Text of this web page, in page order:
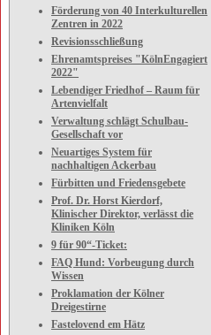
Förderung von 40 Interkulturellen
Zentren in 2022
Revisionsschließung
Ehrenamtspreises "KölnEngagiert
2022"
Lebendiger Friedhof – Raum für
Artenvielfalt
Verwaltung schlägt Schulbau-
Gesellschaft vor
Neuartiges System für
nachhaltigen Ackerbau
Fürbitten und Friedensgebete
Prof. Dr. Horst Kierdorf,
Klinischer Direktor, verlässt die
Kliniken Köln
9 für 90“-Ticket:
FAQ Hund: Vorbeugung durch
Wissen
Proklamation der Kölner
Dreigestirne
Fastelovend em Hätz